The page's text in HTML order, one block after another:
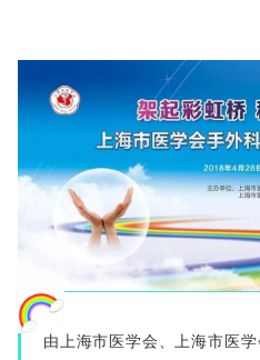
由上海市医学会、上海市医